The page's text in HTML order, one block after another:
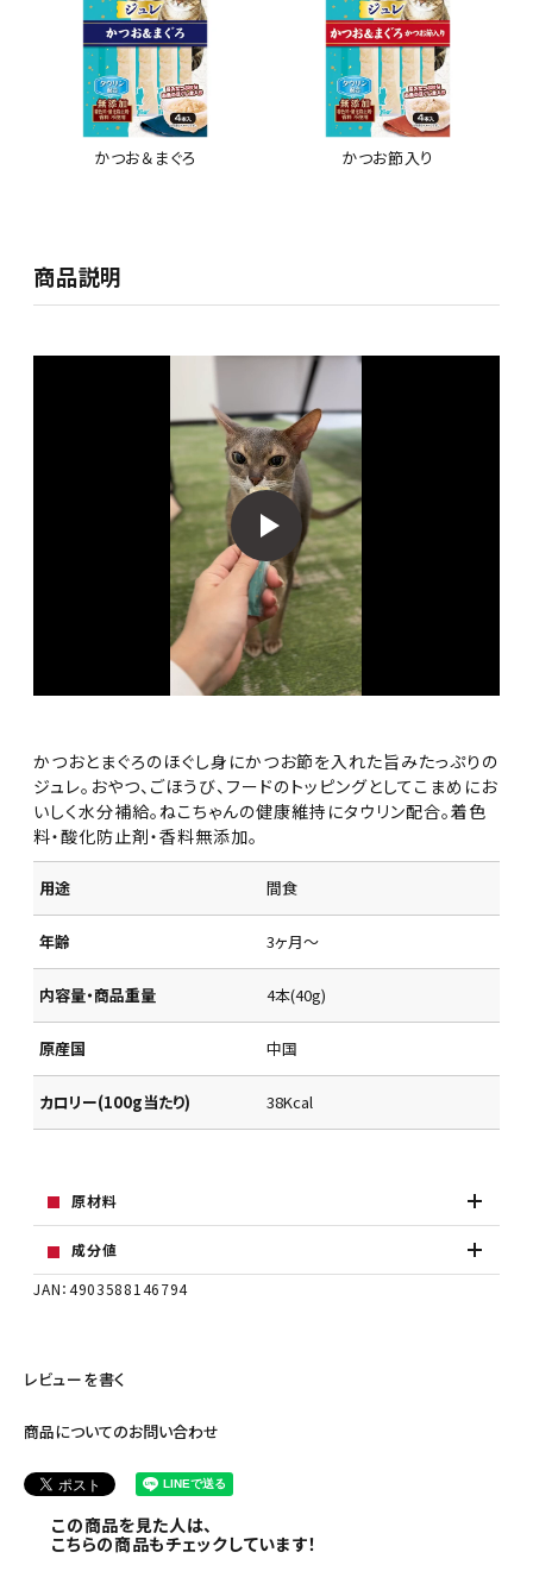
かつお＆まぐろ かつお節入り
商品説明
かつおとまぐろのほぐし身にかつお節を入れた旨みたっぷりの
ジュレ。おやつ、ごほうび、フードのトッピングとしてこまめにお
いしく水分補給。ねこちゃんの健康維持にタウリン配合。着色
料・酸化防止剤・香料無添加。
用途 間食
年齢 3ヶ月～
内容量・商品重量 4本(40g)
原産国 中国
カロリー(100g当たり) 38Kcal
原材料
成分値
JAN：4903588146794
レビューを書く
商品についてのお問い合わせ
この商品を見た人は、
こちらの商品もチェックしています！